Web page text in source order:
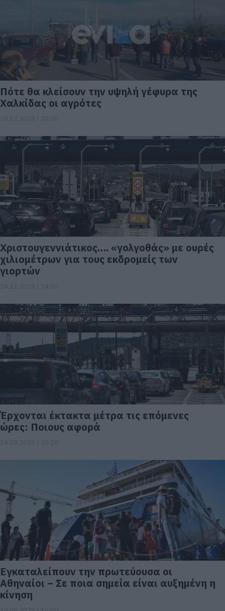
Πότε θα κλείσουν την υψηλή γέφυρα της
Χαλκίδας οι αγρότες
Χριστουγεννιάτικος…. «γολγοθάς» με ουρές
χιλιομέτρων για τους εκδρομείς των
γιορτών
Έρχονται έκτακτα μέτρα τις επόμενες
ώρες: Ποιους αφορά
Εγκαταλείπουν την πρωτεύουσα οι
Αθηναίοι – Σε ποια σημεία είναι αυξημένη η
κίνηση